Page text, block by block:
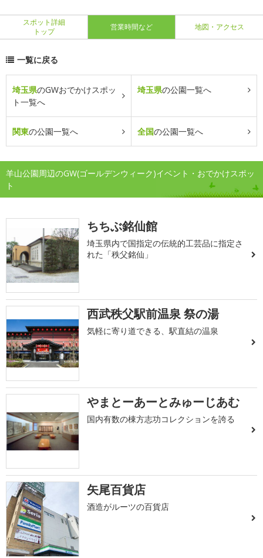
スポット詳細
トップ
営業時間など 地図・アクセス
一覧に戻る
埼玉県のGWおでかけスポッ
ト一覧へ
埼玉県の公園一覧へ
関東の公園一覧へ 全国の公園一覧へ
羊山公園周辺のGW(ゴールデンウィーク)イベント・おでかけスポッ
ト
ちちぶ銘仙館
埼玉県内で国指定の伝統的工芸品に指定さ
れた「秩父銘仙」
西武秩父駅前温泉 祭の湯
気軽に寄り道できる、駅直結の温泉
やまとーあーとみゅーじあむ
国内有数の棟方志功コレクションを誇る
矢尾百貨店
酒造がルーツの百貨店